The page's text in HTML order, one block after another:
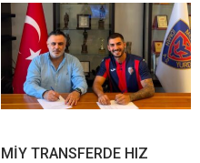
MİY TRANSFERDE HIZ